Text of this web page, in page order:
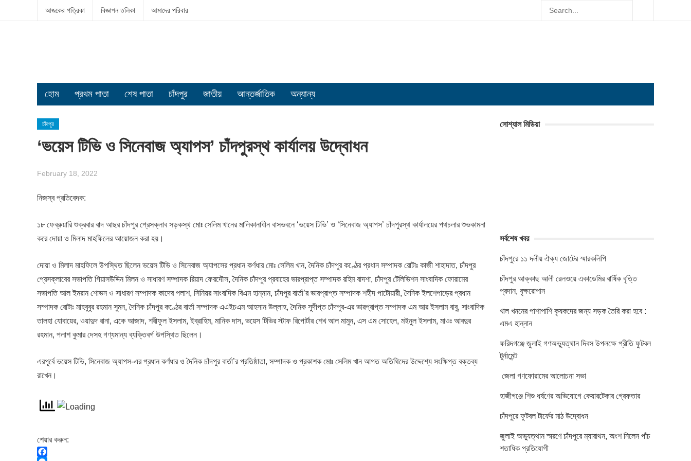
আজকের পত্রিকা বিজ্ঞাপন তলিকা আমাদের পরিবার
হোম প্রথম পাতা শেষ পাতা চাঁদপুর জাতীয় আন্তর্জাতিক অন্যান্য
চাঁদপুর
‘ভয়েস টিভি ও সিনেবাজ অ্যাপস’ চাঁদপুরস্থ কার্যালয় উদ্বোধন
February 18, 2022
নিজস্ব প্রতিবেদক:
১৮ ফেব্রুয়ারি শুক্রবার বাদ আছর চাঁদপুর প্রেসক্লাব সড়কস্থ মোঃ সেলিম খানের মালিকানাধীন বাসভবনে ‘ভয়েস টিভি’ ও ‘সিনেবাজ অ্যাপস’ চাঁদপুরস্থ কার্যালয়ের পথচলার শুভকামনা
করে দোয়া ও মিলাদ মাহফিলের আয়োজন করা হয়।
দোয়া ও মিলাদ মাহফিলে উপস্থিত ছিলেন ভয়েস টিভি ও সিনেবাজ অ্যাপসের প্রধান কর্ণধার মোঃ সেলিম খান, দৈনিক চাঁদপুর কণ্ঠের প্রধান সম্পাদক রোটাঃ কাজী শাহাদাত, চাঁদপুর
প্রেসক্লাবের সভাপতি গিয়াসউদ্দিন মিলন ও সাধারণ সম্পাদক রিয়াদ ফেরদৌস, দৈনিক চাঁদপুর প্রবাহের ভারপ্রাপ্ত সম্পাদক রহিম বাদশা, চাঁদপুর টেলিভিশন সাংবাদিক ফোরামের
সভাপতি আল ইমরান শোভন ও সাধারণ সম্পাদক কাদের পলাশ, সিনিয়র সাংবাদিক বিএম হান্নান, চাঁদপুর বার্তা’র ভারপ্রাপ্ত সম্পাদক শহীদ পাটোয়ারী, দৈনিক ইলশেপাড়ের প্রধান
সম্পাদক রোটাঃ মাহবুবুর রহমান সুমন, দৈনিক চাঁদপুর কণ্ঠের বার্তা সম্পাদক এএইচএম আহসান উল্লাহ, দৈনিক সুদীপ্ত চাঁদপুর-এর ভারপ্রাপ্ত সম্পাদক এম আর ইসলাম বাবু, সাংবাদিক
তালহা যোবায়ের, ওয়াদুদ রানা, একে আজাদ, শরীফুল ইসলাম, ইব্রাহিম, মানিক দাস, ভয়েস টিভির স্টাফ রিপোর্টার শেখ আল মামুন, এস এম সোহেল, মইনুল ইসলাম, মাওঃ আবদুর
রহমান, পলাশ কুমার দেসহ গণ্যমান্য ব্যক্তিবর্গ উপস্থিত ছিলেন।
এরপূর্বে ভয়েস টিভি, সিনেবাজ অ্যাপস-এর প্রধান কর্ণধার ও দৈনিক চাঁদপুর বার্তা’র প্রতিষ্ঠাতা, সম্পাদক ও প্রকাশক মোঃ সেলিম খান আগত অতিথিদের উদ্দেশ্যে সংক্ষিপ্ত বক্তব্য
রাখেন।
শেয়ার করুন:
সোশ্যাল মিডিয়া
সর্বশেষ খবর
চাঁদপুরে ১১ দলীয় ঐক্য জোটের স্মারকলিপি
চাঁদপুর আক্কাছ আলী রেলওয়ে একাডেমির বার্ষিক বৃত্তি
প্রদান, বৃক্ষরোপান
খাল খননের পাশাপাশি কৃষকদের জন্য সড়ক তৈরি করা হবে :
এমএ হান্নান
ফরিদগঞ্জে জুলাই গণঅভ্যুত্থান দিবস উপলক্ষে প্রীতি ফুটবল
টুর্নামেন্ট
জেলা গণফোরামের আলোচনা সভা
হাজীগঞ্জে শিশু ধর্ষণের অভিযোগে কেয়ারটেকার গ্রেফতার
চাঁদপুরে ফুটবল টার্ফের মাঠ উদ্বোধন
জুলাই অভ্যুত্থান স্মরণে চাঁদপুরে ম্যারাথন, অংশ নিলেন পাঁচ
শতাধিক প্রতিযোগী